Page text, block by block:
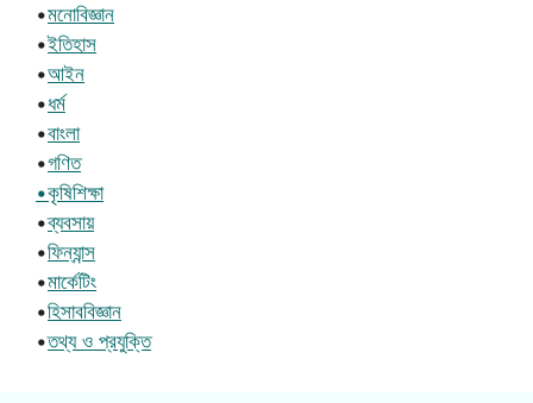
•মনোবিজ্ঞান
•ইতিহাস
•আইন
•ধর্ম
•বাংলা
•গণিত
•কৃষিশিক্ষা
•ব্যবসায়
•ফিন্যান্স
•মার্কেটিং
•হিসাববিজ্ঞান
•তথ্য ও প্রযুক্তি